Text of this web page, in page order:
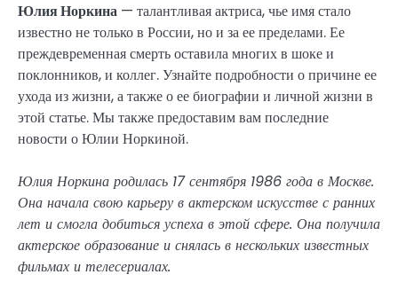
Юлия Норкина — талантливая актриса, чье имя стало
известно не только в России, но и за ее пределами. Ее
преждевременная смерть оставила многих в шоке и
поклонников, и коллег. Узнайте подробности о причине ее
ухода из жизни, а также о ее биографии и личной жизни в
этой статье. Мы также предоставим вам последние
новости о Юлии Норкиной.
Юлия Норкина родилась 17 сентября 1986 года в Москве.
Она начала свою карьеру в актерском искусстве с ранних
лет и смогла добиться успеха в этой сфере. Она получила
актерское образование и снялась в нескольких известных
фильмах и телесериалах.